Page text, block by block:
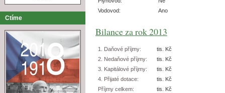
Ctíme
Vodovod:
Ano
Bilance za rok 2013
1. Daňové příjmy:
tis. Kč
2. Nedaňové příjmy:
tis. Kč
3. Kapitálové příjmy:
tis. Kč
4. Přijaté dotace:
tis. Kč
Příjmy celkem:
tis. Kč